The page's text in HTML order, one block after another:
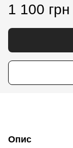
1 100 грн
Опис